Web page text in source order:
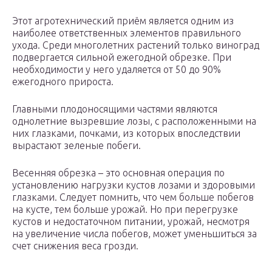
Этот агротехнический приём является одним из
наиболее ответственных элементов правильного
ухода. Среди многолетних растений только виноград
подвергается сильной ежегодной обрезке. При
необходимости у него удаляется от 50 до 90%
ежегодного прироста.
Главными плодоносящими частями являются
однолетние вызревшие лозы, с расположенными на
них глазками, почками, из которых впоследствии
вырастают зеленые побеги.
Весенняя обрезка – это основная операция по
установлению нагрузки кустов лозами и здоровыми
глазками. Следует помнить, что чем больше побегов
на кусте, тем больше урожай. Но при перегрузке
кустов и недостаточном питании, урожай, несмотря
на увеличение числа побегов, может уменьшиться за
счет снижения веса грозди.